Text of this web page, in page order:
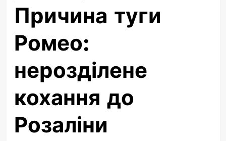
Причина туги
Ромео:
нерозділене
кохання до
Розаліни